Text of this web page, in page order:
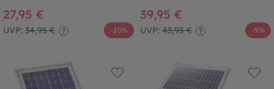
27,95 €
UVP: 34,95 € ? -20%
39,95 €
UVP: 43,95 € ? -9%